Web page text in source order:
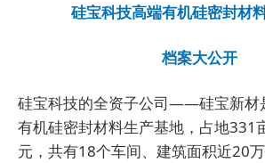
硅宝科技高端有机硅密封材
档案大公开
硅宝科技的全资子公司——硅宝新材
有机硅密封材料生产基地， 占地331
元，共有18个车间、建筑面积近20